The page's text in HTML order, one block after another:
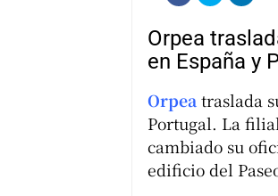
Orpea
en España y
Orpea traslada
Portugal. La
cambiado su
edificio del